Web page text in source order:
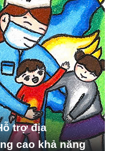
trợ địa
cao khả năng